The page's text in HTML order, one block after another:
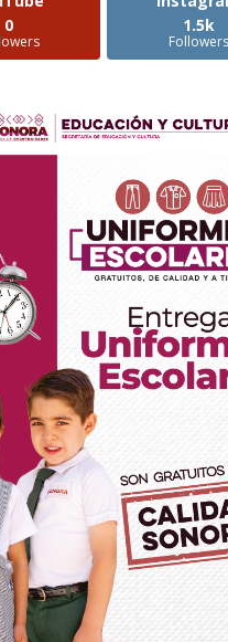
0
1.5k
Followers